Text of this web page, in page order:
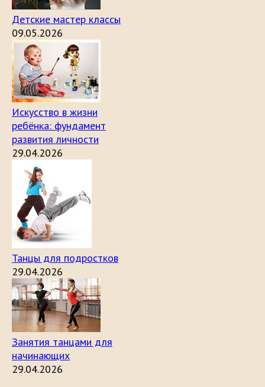
Детские мастер классы
09.05.2026
Искусство в жизни
ребёнка: фундамент
развития личности
29.04.2026
Танцы для подростков
29.04.2026
Занятия танцами для
начинающих
29.04.2026